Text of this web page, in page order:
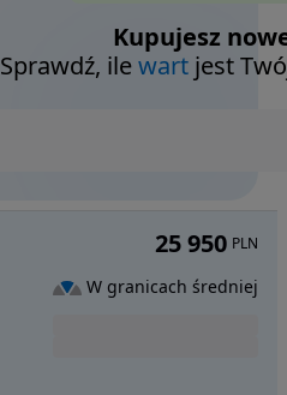
Kupujesz
Sprawdź, ilewart jest
25 950 PLN
W granicach średniej